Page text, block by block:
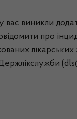
вас виникли
про
лікарських